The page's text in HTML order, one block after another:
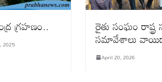
గ్ర‌హణం..
2025
రైతు సంఘం
సమావేశాలు
April 20, 2026